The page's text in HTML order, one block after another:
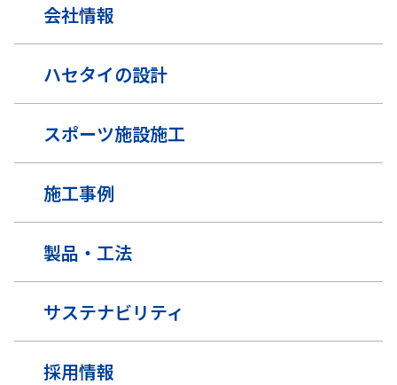
会社情報
ハセタイの設計
スポーツ施設施工
施工事例
製品・工法
サステナビリティ
採用情報